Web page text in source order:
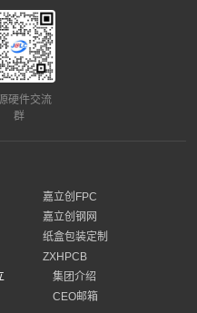
硬件交流
群
嘉立创FPC
嘉立创钢网
纸盒包装定制
ZXHPCB
集团介绍
CEO邮箱